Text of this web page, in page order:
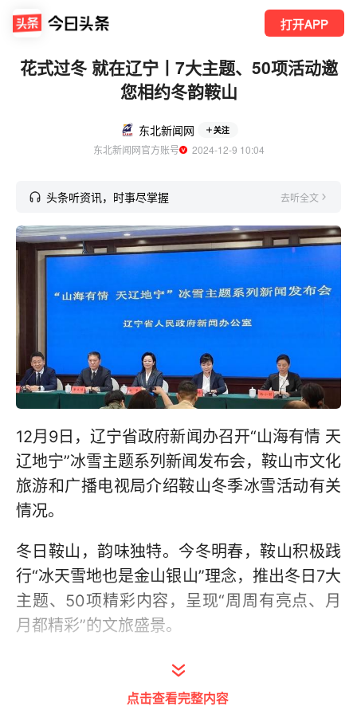
打开APP
花式过冬 就在辽宁丨7大主题、50项活动邀
您相约冬韵鞍山
东北新闻网 关注
东北新闻网官方账号
  2024-12-9 10:04
头条听资讯，时事尽掌握 去听全文
12月9日，辽宁省政府新闻办召开“山海有情 天
辽地宁”冰雪主题系列新闻发布会，鞍山市文化
旅游和广播电视局介绍鞍山冬季冰雪活动有关
情况。
冬日鞍山，韵味独特。今冬明春，鞍山积极践
行“冰天雪地也是金山银山”理念，推出冬日7大
主题、50项精彩内容，呈现“周周有亮点、月
月都精彩”的文旅盛景。
主题一：“冬之色·赏素裹雪飘”
点击查看完整内容